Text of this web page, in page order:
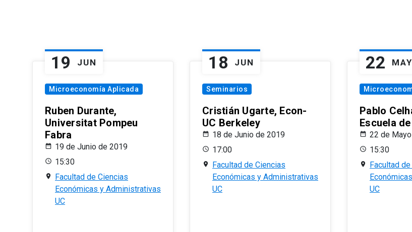
19 JUN
Microeconomía Aplicada
Ruben Durante,
Universitat Pompeu
Fabra
19 de Junio de 2019
15:30
Facultad de Ciencias
Económicas y Administrativas
UC
18 JUN
Seminarios
Cristián Ugarte, Econ-
UC Berkeley
18 de Junio de 2019
17:00
Facultad de Ciencias
Económicas y Administrativas
UC
22 MAY
Pablo
Escuela
22 de
15:30
Facultad
UC